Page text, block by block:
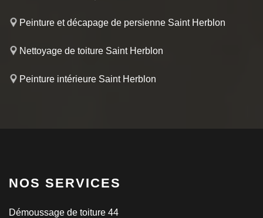
Peinture et décapage de persienne Saint Herblon
Nettoyage de toiture Saint Herblon
Peinture intérieure Saint Herblon
NOS SERVICES
Démoussage de toiture 44